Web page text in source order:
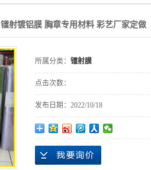
镭射镀铝膜 胸章专用材料 彩艺厂家定做
所属分类： 镭射膜
点击次数：
发布日期： 2022/10/18